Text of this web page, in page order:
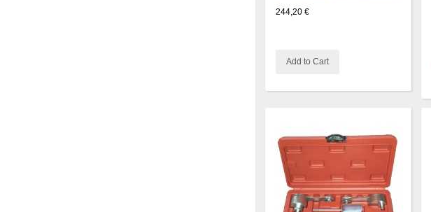
244,20 €
Add to Cart